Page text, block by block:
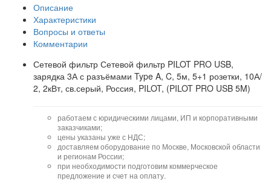
Описание
Характеристики
Вопросы и ответы
Комментарии
Сетевой фильтр Сетевой фильтр PILOT PRO USB,
зарядка 3А с разъёмами Type A, C, 5м, 5+1 розетки, 10А/
2, 2кВт, св.серый, Россия, PILOT, (PILOT PRO USB 5M)
работаем с юридическими лицами, ИП и корпоративными
заказчиками;
цены указаны уже с НДС;
доставляем оборудование по Москве, Московской области
и регионам России;
при необходимости подготовим коммерческое
предложение и счет на оплату.